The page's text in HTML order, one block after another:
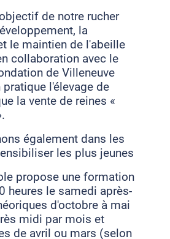
de notre rucher
la
le maintien de l'abeille
collaboration avec le
de Villeneuve
pratique l'élevage de
la vente de reines «
également dans les
les plus jeunes
propose une formation
heures le samedi après-
d'octobre à mai
midi par mois et
de avril ou mars (selon